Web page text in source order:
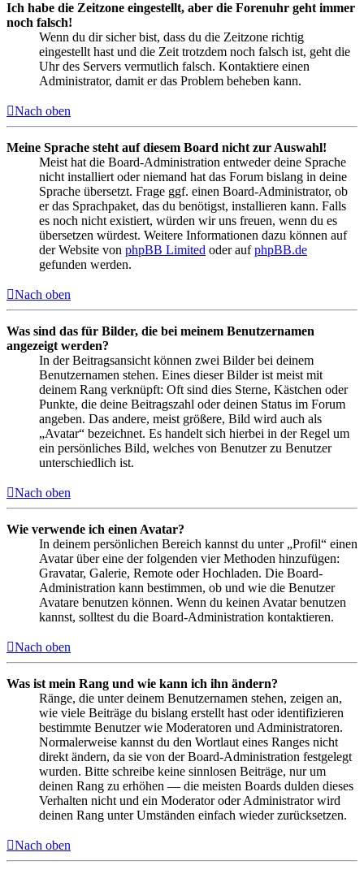
Ich habe die Zeitzone eingestellt, aber die Forenuhr geht immer
noch falsch!
Wenn du dir sicher bist, dass du die Zeitzone richtig
eingestellt hast und die Zeit trotzdem noch falsch ist, geht die
Uhr des Servers vermutlich falsch. Kontaktiere einen
Administrator, damit er das Problem beheben kann.
Nach oben
Meine Sprache steht auf diesem Board nicht zur Auswahl!
Meist hat die Board-Administration entweder deine Sprache
nicht installiert oder niemand hat das Forum bislang in deine
Sprache übersetzt. Frage ggf. einen Board-Administrator, ob
er das Sprachpaket, das du benötigst, installieren kann. Falls
es noch nicht existiert, würden wir uns freuen, wenn du es
übersetzen würdest. Weitere Informationen dazu können auf
der Website von phpBB Limited oder aufphpBB.de
gefunden werden.
Nach oben
Was sind das für Bilder, die bei meinem Benutzernamen
angezeigt werden?
In der Beitragsansicht können zwei Bilder bei deinem
Benutzernamen stehen. Eines dieser Bilder ist meist mit
deinem Rang verknüpft: Oft sind dies Sterne, Kästchen oder
Punkte, die deine Beitragszahl oder deinen Status im Forum
angeben. Das andere, meist größere, Bild wird auch als
„Avatar“ bezeichnet. Es handelt sich hierbei in der Regel um
ein persönliches Bild, welches von Benutzer zu Benutzer
unterschiedlich ist.
Nach oben
Wie verwende ich einen Avatar?
In deinem persönlichen Bereich kannst du unter „Profil“ einen
Avatar über eine der folgenden vier Methoden hinzufügen:
Gravatar, Galerie, Remote oder Hochladen. Die Board-
Administration kann bestimmen, ob und wie die Benutzer
Avatare benutzen können. Wenn du keinen Avatar benutzen
kannst, solltest du die Board-Administration kontaktieren.
Nach oben
Was ist mein Rang und wie kann ich ihn ändern?
Ränge, die unter deinem Benutzernamen stehen, zeigen an,
wie viele Beiträge du bislang erstellt hast oder identifizieren
bestimmte Benutzer wie Moderatoren und Administratoren.
Normalerweise kannst du den Wortlaut eines Ranges nicht
direkt ändern, da sie von der Board-Administration festgelegt
wurden. Bitte schreibe keine sinnlosen Beiträge, nur um
deinen Rang zu erhöhen — die meisten Boards dulden dieses
Verhalten nicht und ein Moderator oder Administrator wird
deinen Rang unter Umständen einfach wieder zurücksetzen.
Nach oben